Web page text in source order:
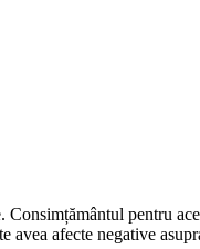
pentru
avea afecte negative